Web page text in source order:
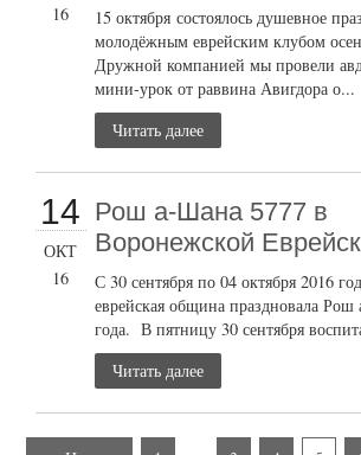
16
15 октября состоялось душевное
молодёжным еврейским клубом
Дружной компанией мы провели
мини-урок от раввина Авигдора о...
Читать далее
14
ОКТ
16
Рош а-Шана 5777 в
Воронежской
С 30 сентября по 04 октября 2016
еврейская община праздновала
года. В пятницу 30 сентября
Читать далее